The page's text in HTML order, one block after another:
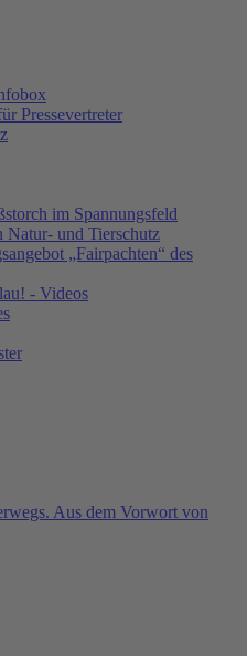
Pressevertreter
im Spannungsfeld
Natur- und Tierschutz
„Fairpachten“ des
- Videos
Aus dem Vorwort von